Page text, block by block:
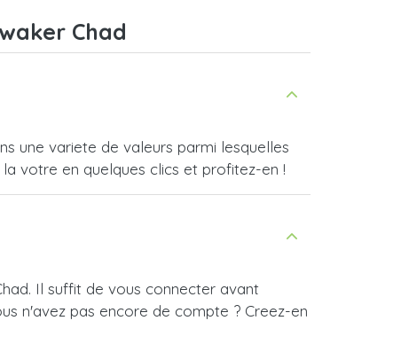
Chad
une variete de valeurs parmi lesquelles
votre en quelques clics et profitez-en !
Il suffit de vous connecter avant
n'avez pas encore de compte ? Creez-en